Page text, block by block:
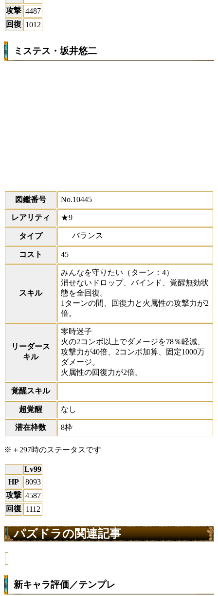
攻撃 4487
回復 1012
ミステス・坂井悠二
図鑑番号 No.10445
レアリティ ★9
タイプ バランス
コスト 45
スキル
みんなを守りたい （ターン：4）
消せないドロップ、バインド、覚醒無効状
態を全回復。
1ターンの間、回復力と火属性の攻撃力が2
倍。
リーダース
キル
零時迷子
火の2コンボ以上でダメージを78％軽減、
攻撃力が40倍、2コンボ加算、固定1000万
ダメージ。
火属性の回復力が2倍。
覚醒スキル
超覚醒 なし
潜在枠数 8枠
※＋297時のステータスです
Lv99
HP
8093
攻撃 4587
回復
1112
パズドラの関連記事
新キャラ評価／テンプレ